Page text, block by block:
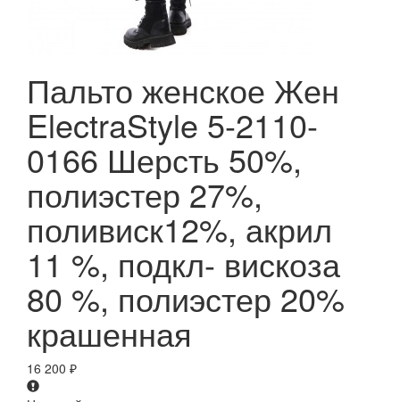
Пальто женское Жен
ElectraStyle 5-2110-
0166 Шерсть 50%,
полиэстер 27%,
поливиск12%, акрил
11 %, подкл- вискоза
80 %, полиэстер 20%
крашенная
16 200 ₽